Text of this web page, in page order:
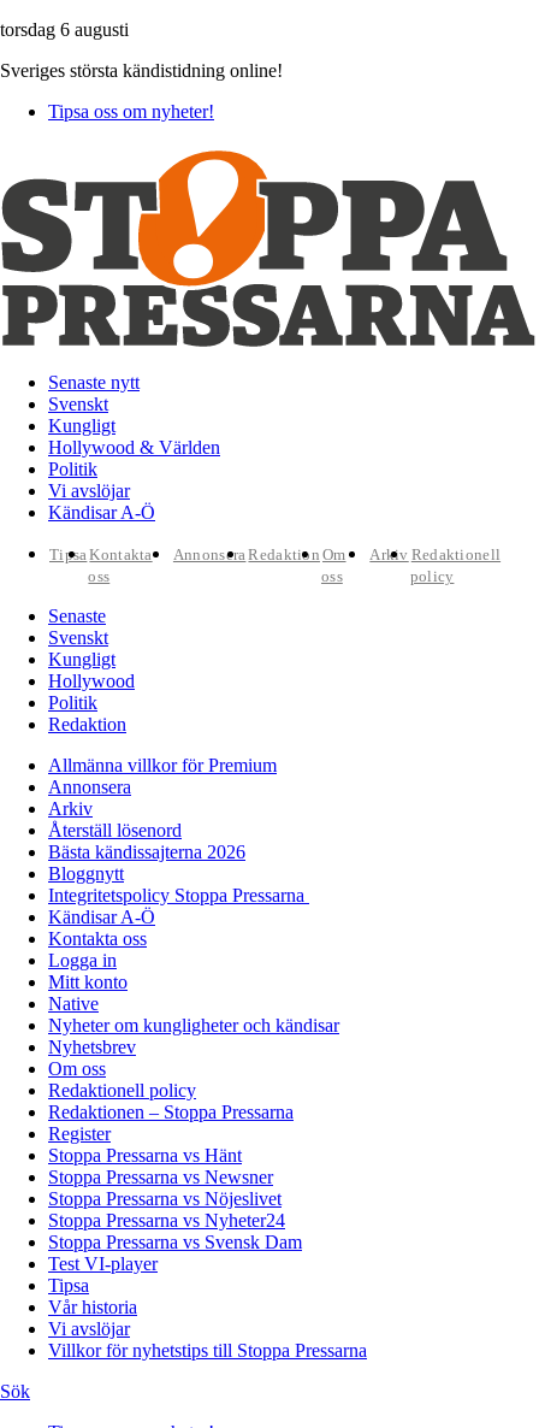
torsdag 6 augusti
Sveriges största kändistidning online!
Tipsa oss om nyheter!
Senaste nytt
Svenskt
Kungligt
Hollywood & Världen
Politik
Vi avslöjar
Kändisar A-Ö
TipsaKontakta
oss
AnnonseraRedaktion Om
oss
Arkiv Redaktionell
policy
Senaste
Svenskt
Kungligt
Hollywood
Politik
Redaktion
Allmänna villkor för Premium
Annonsera
Arkiv
Återställ lösenord
Bästa kändissajterna 2026
Bloggnytt
Integritetspolicy Stoppa Pressarna
Kändisar A-Ö
Kontakta oss
Logga in
Mitt konto
Native
Nyheter om kungligheter och kändisar
Nyhetsbrev
Om oss
Redaktionell policy
Redaktionen – Stoppa Pressarna
Register
Stoppa Pressarna vs Hänt
Stoppa Pressarna vs Newsner
Stoppa Pressarna vs Nöjeslivet
Stoppa Pressarna vs Nyheter24
Stoppa Pressarna vs Svensk Dam
Test VI-player
Tipsa
Vår historia
Vi avslöjar
Villkor för nyhetstips till Stoppa Pressarna
Sök